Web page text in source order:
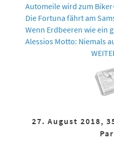
Automeile wird zum
Die Fortuna fährt am
Wenn Erdbeeren wie ein
Alessios Motto: Niemals
27. August 2018,